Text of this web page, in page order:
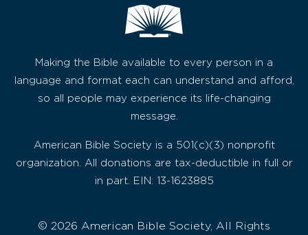
Making the Bible available to every person in a
language and format each can understand and afford,
so all people may experience its life-changing
message.
American Bible Society is a 501(c)(3) nonprofit
organization. All donations are tax-deductible in full or
in part. EIN: 13-1623885
© 2026 American Bible Society, All Rights